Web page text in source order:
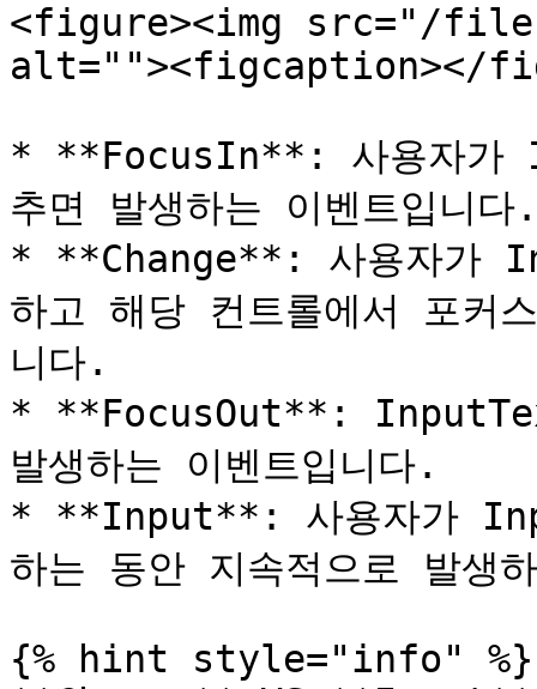
<figure><img src="/files/
alt=""><figcaption></
* **FocusIn**: 사용자가
추면 발생하는 이벤트입니다.
* **Change**: 사용자가
하고 해당 컨트롤에서 포커
니다.
* **FocusOut**:
발생하는 이벤트입니다.
* **Input**: 사용자가
하는 동안 지속적으로 발생
{% hint style="info" %}